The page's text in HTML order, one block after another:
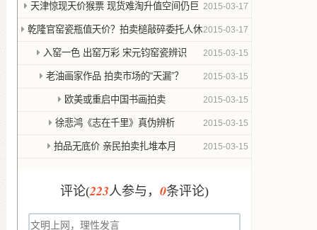
2015-03-17
天津惊现天价猴票 现货难淘升值空间仍巨
大 2015-03-17
乾隆官窑瓷瓶值天价？拍卖槌敲碎委托人休
克 2015-03-15
入窑一色 出窑万彩 宋元钧窑瓷辨识
2015-03-15
老油画家作品 拍卖市场的“天漏”？
2015-03-15
欧美或重启中国书画拍卖
2015-03-15
徐悲鸿《志在千里》真伪辨析
2015-03-15
拍品无底价 亲民拍卖扎堆本月
评论(223人参与， 0条评论)